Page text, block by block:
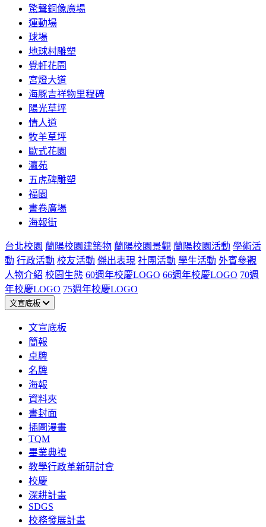
驚聲銅像廣場
運動場
球場
地球村雕塑
覺軒花園
宮燈大道
海豚吉祥物里程碑
陽光草坪
情人道
牧羊草坪
歐式花園
瀛苑
五虎碑雕塑
福園
書卷廣場
海報街
台北校園 蘭陽校園建築物 蘭陽校園景觀 蘭陽校園活動 學術活
動 行政活動 校友活動 傑出表現 社團活動 學生活動 外賓參觀
人物介紹 校園生態 60週年校慶LOGO 66週年校慶LOGO 70週
年校慶LOGO 75週年校慶LOGO
文宣底板
文宣底板
簡報
桌牌
名牌
海報
資料夾
書封面
插圖漫畫
TQM
畢業典禮
教學行政革新研討會
校慶
深耕計畫
SDGS
校務發展計畫